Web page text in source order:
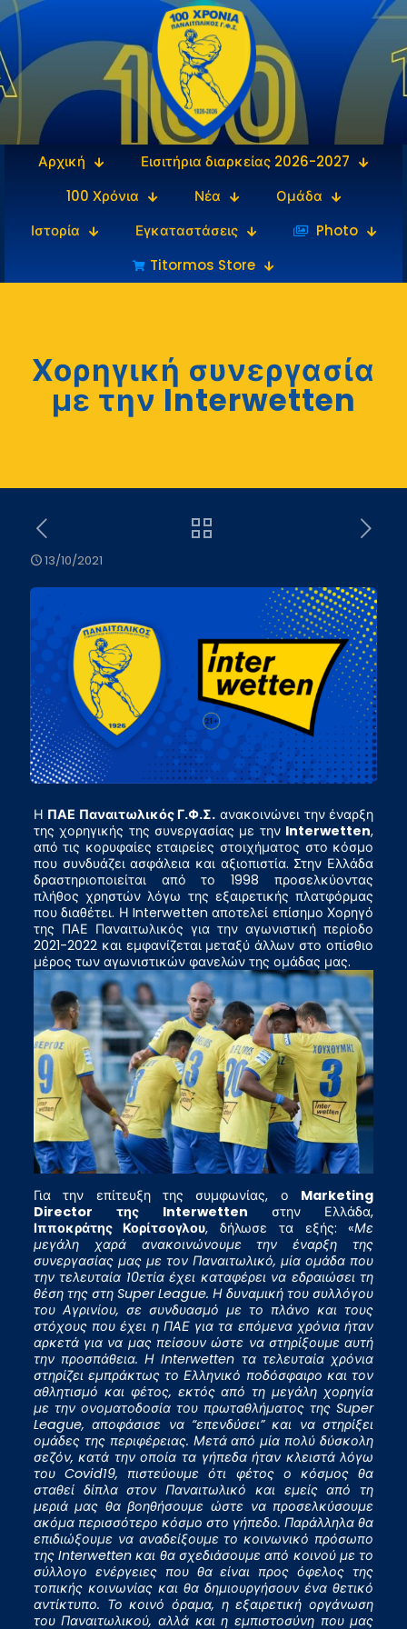
Αρχική
Εισιτήρια διαρκείας 2026-2027
100 Χρόνια
Νέα
Ομάδα
Ιστορία
Εγκαταστάσεις
‎‏‏‎ ‎Photo
Titormos Store
Χορηγική συνεργασία
με την Interwetten
13/10/2021
Η ΠΑΕ Παναιτωλικός Γ.Φ.Σ. ανακοινώνει την έναρξη
της χορηγικής της συνεργασίας με την Interwetten,
από τις κορυφαίες εταιρείες στοιχήματος στο κόσμο
που συνδυάζει ασφάλεια και αξιοπιστία. Στην Ελλάδα
δραστηριοποιείται από το 1998 προσελκύοντας
πλήθος χρηστών λόγω της εξαιρετικής πλατφόρμας
που διαθέτει. Η Interwetten αποτελεί επίσημο Χορηγό
της ΠΑΕ Παναιτωλικός για την αγωνιστική περίοδο
2021-2022 και εμφανίζεται μεταξύ άλλων στο οπίσθιο
μέρος των αγωνιστικών φανελών της ομάδας μας.
Για την επίτευξη της συμφωνίας, ο Marketing
Director
της Interwetten στην Ελλάδα,
Ιπποκράτης Κορίτσογλου, δήλωσε τα εξής: «Με
μεγάλη χαρά ανακοινώνουμε την έναρξη της
συνεργασίας μας με τον Παναιτωλικό, μία ομάδα που
την τελευταία 10ετία έχει καταφέρει να εδραιώσει τη
θέση της στη Super League. Η δυναμική του συλλόγου
του Αγρινίου, σε συνδυασμό με το πλάνο και τους
στόχους που έχει η ΠΑΕ για τα επόμενα χρόνια ήταν
αρκετά για να μας πείσουν ώστε να στηρίξουμε αυτή
την προσπάθεια. Η Interwetten τα τελευταία χρόνια
στηρίζει εμπράκτως το Ελληνικό ποδόσφαιρο και τον
αθλητισμό και φέτος, εκτός από τη μεγάλη χορηγία
με την ονοματοδοσία του πρωταθλήματος της Super
League, αποφάσισε να “επενδύσει” και να στηρίξει
ομάδες της περιφέρειας. Μετά από μία πολύ δύσκολη
σεζόν, κατά την οποία τα γήπεδα ήταν κλειστά λόγω
του Covid19, πιστεύουμε ότι φέτος ο κόσμος θα
σταθεί δίπλα στον Παναιτωλικό και εμείς από τη
μεριά μας θα βοηθήσουμε ώστε να προσελκύσουμε
ακόμα περισσότερο κόσμο στο γήπεδο. Παράλληλα θα
επιδιώξουμε να αναδείξουμε το κοινωνικό πρόσωπο
της Interwetten και θα σχεδιάσουμε από κοινού με το
σύλλογο ενέργειες που θα είναι προς όφελος της
τοπικής κοινωνίας και θα δημιουργήσουν ένα θετικό
αντίκτυπο. Το κοινό όραμα, η εξαιρετική οργάνωση
του Παναιτωλικού, αλλά και η εμπιστοσύνη που μας